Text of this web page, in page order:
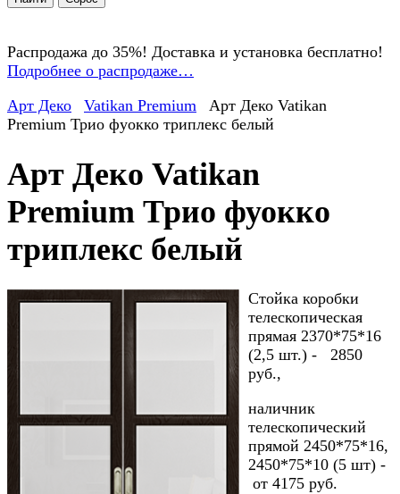
Распродажа до 35%! Доставка и установка бесплатно!
Подробнее о распродаже…
Арт Деко
Vatikan Premium
Арт Деко Vatikan
Premium Трио фуокко триплекс белый
Арт Деко Vatikan
Premium Трио фуокко
триплекс белый
Стойка коробки
телескопическая
прямая 2370*75*16
(2,5 шт.) - 2850
руб.,
наличник
телескопический
прямой 2450*75*16,
2450*75*10 (5 шт) -
от 4175 руб.